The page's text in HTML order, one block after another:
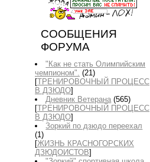
СООБЩЕНИЯ
ФОРУМА
"Как не стать Олимпийским
чемпионом". (21)
[ТРЕНИРОВОЧНЫЙ ПРОЦЕСС
В ДЗЮДО]
Дневник Ветерана (565)
[ТРЕНИРОВОЧНЫЙ ПРОЦЕСС
В ДЗЮДО]
Зоркий по дзюдо переехал
(1)
[ЖИЗНЬ КРАСНОГОРСКИХ
ДЗЮДОИСТОВ]